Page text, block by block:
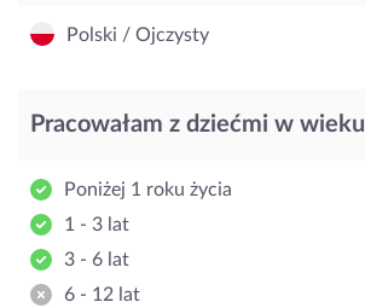
Polski / Ojczysty
Pracowałam z dziećmi w wieku
Poniżej 1 roku życia
1 - 3 lat
3 - 6 lat
6 - 12 lat